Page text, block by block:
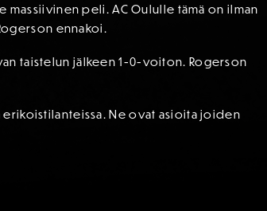
peli. AC Oululle tämä on ilman
ennakoi.
taistelun jälkeen 1-0-voiton. Rogerson
erikoistilanteissa. Ne ovat asioita joiden